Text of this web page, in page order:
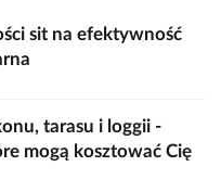
sit na efektywność
tarasu i loggii -
mogą kosztować Cię